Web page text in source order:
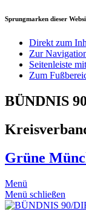
Sprungmarken dieser
Direkt zum
Zur
Seitenleiste
Zum
BÜNDNIS
Grüne
Menü
Menü schließen